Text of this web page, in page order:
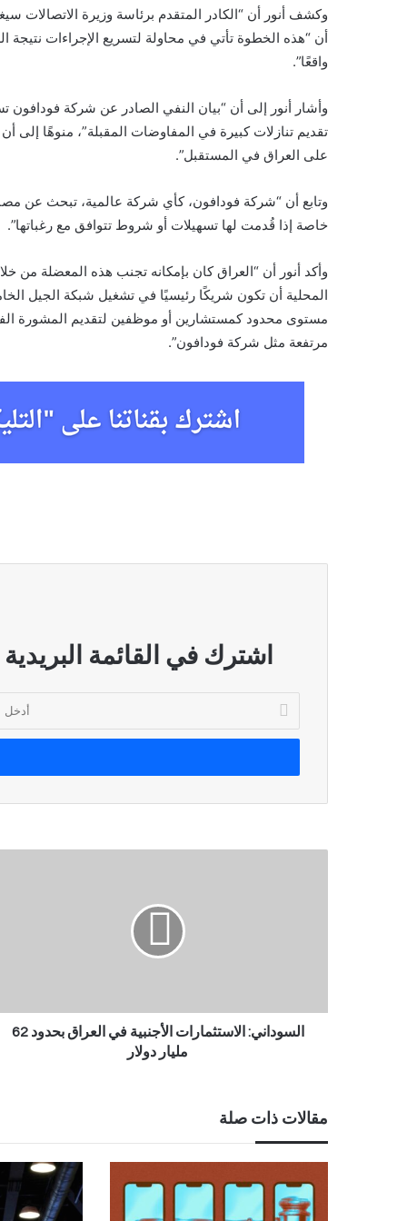
وكشف أنور أن “الكادر المتقدم برئاسة وزيرة الاتصالات
أن “هذه الخطوة تأتي في محاولة لتسريع الإجراءات نتيجة
واقعًا”.
وأشار أنور إلى أن “بيان النفي الصادر عن شركة فودافون
تقديم تنازلات كبيرة في المفاوضات المقبلة”، منوهًا إلى
على العراق في المستقبل”.
وتابع أن “شركة فودافون، كأي شركة عالمية، تبحث عن
خاصة إذا قُدمت لها تسهيلات أو شروط تتوافق مع رغباتها”.
وأكد أنور أن “العراق كان بإمكانه تجنب هذه المعضلة
المحلية أن تكون شريكًا رئيسيًا في تشغيل شبكة الجيل
مستوى محدود كمستشارين أو موظفين لتقديم المشورة
مرتفعة مثل شركة فودافون”.
اشترك في القائمة
بريدك
الإلكتروني
السوداني: الاستثمارات الأجنبية في العراق بحدود 62
مليار دولار
مقالات ذات صلة